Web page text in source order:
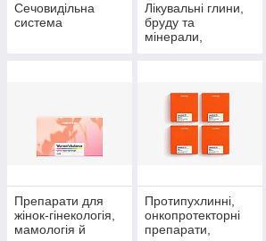
Сечовидільна
система
Лікувальні глини,
бруду та
мінерали,
прийняття ванн.
Препарати для
жінок-гінекологія,
мамологія й
Протипухлинні,
онкопротекторні
препарати,